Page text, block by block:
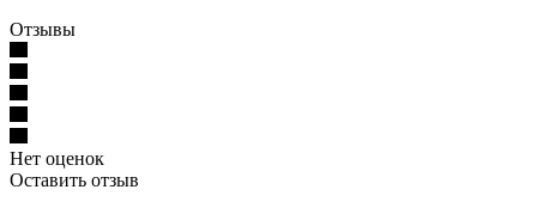
Отзывы
Нет оценок
Оставить отзыв